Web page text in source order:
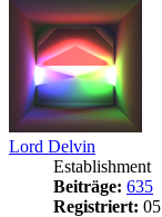
Lord Delvin
Establishment
Beiträge: 635
Registriert: